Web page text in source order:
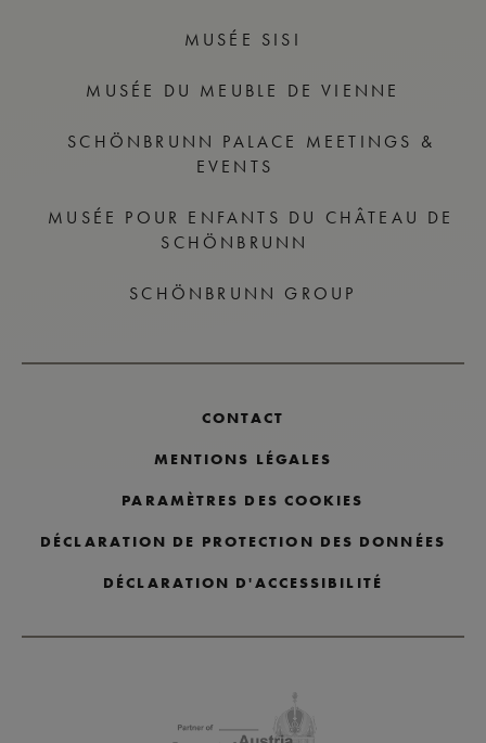
MUSÉE SISI
MUSÉE DU MEUBLE DE VIENNE
SCHÖNBRUNN PALACE MEETINGS &
EVENTS
MUSÉE POUR ENFANTS DU CHÂTEAU DE
SCHÖNBRUNN
SCHÖNBRUNN GROUP
CONTACT
MENTIONS LÉGALES
PARAMÈTRES DES COOKIES
DÉCLARATION DE PROTECTION DES DONNÉES
DÉCLARATION D'ACCESSIBILITÉ